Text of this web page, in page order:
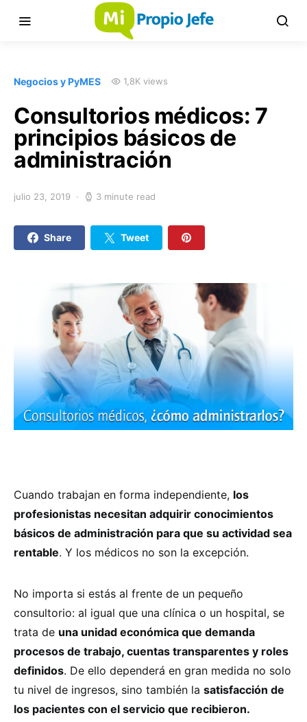
Negocios y PyMES 1,8K views
Consultorios médicos: 7
principios básicos de
administración
julio 23, 2019 3 minute read
Share Tweet
Cuando trabajan en forma independiente, los
profesionistas necesitan adquirir conocimientos
básicos de administración para que su actividad sea
rentable. Y los médicos no son la excepción.
No importa si estás al frente de un pequeño
consultorio: al igual que una clínica o un hospital, se
trata de una unidad económica que demanda
procesos de trabajo, cuentas transparentes y roles
definidos. De ello dependerá en gran medida no solo
tu nivel de ingresos, sino también la satisfacción de
los pacientes con el servicio que recibieron.